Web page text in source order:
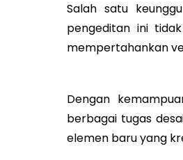
Salah satu
pengeditan ini
mempertahankan
Dengan
berbagai tugas
elemen baru yang